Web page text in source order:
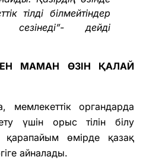
тілді білмейтіндер
дейді
МАМАН ӨЗІН ҚАЛАЙ
мемлекеттік органдарда
үшін орыс тілін білу
өмірде қазақ
айналады.